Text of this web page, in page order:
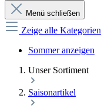
Menü schließen
Zeige alle Kategorien
Sommer anzeigen
Unser Sortiment
Saisonartikel